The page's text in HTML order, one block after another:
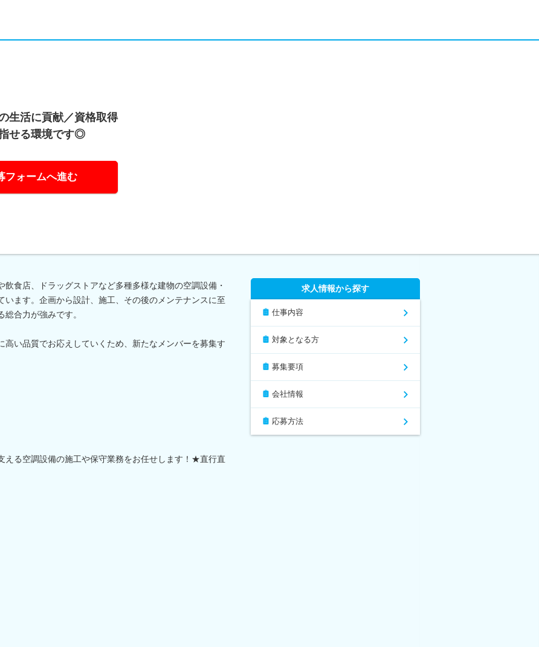
生活に貢献／資格取得
せる環境です◎
フォームへ進む
食店、ドラッグストアなど多種多様な建物の空調設備・
います。企画から設計、施工、その後のメンテナンスに至
合力が強みです。
高い品質でお応えしていくため、新たなメンバーを募集す
える空調設備の施工や保守業務をお任せします！★直行直
求人情報から探す
仕事内容
対象となる方
募集要項
会社情報
応募方法